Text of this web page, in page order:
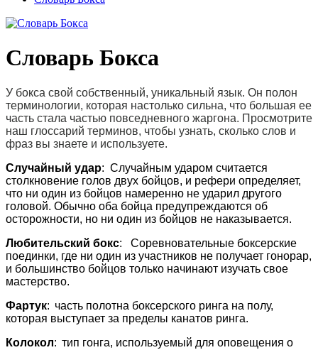
Словарь Бокса
У бокса свой собственный, уникальный язык. Он полон
терминологии, которая настолько сильна, что большая ее
часть стала частью повседневного жаргона. Просмотрите
наш глоссарий терминов, чтобы узнать, сколько слов и
фраз вы знаете и используете.
Случайный удар: Случайным ударом считается
столкновение голов двух бойцов, и рефери определяет,
что ни один из бойцов намеренно не ударил другого
головой. Обычно оба бойца предупреждаются об
осторожности, но ни один из бойцов не наказывается.
Любительский бокс: Соревновательные боксерские
поединки, где ни один из участников не получает гонорар,
и большинство бойцов только начинают изучать свое
мастерство.
Фартук: часть полотна боксерского ринга на полу,
которая выступает за пределы канатов ринга.
Колокол: тип гонга, используемый для оповещения о